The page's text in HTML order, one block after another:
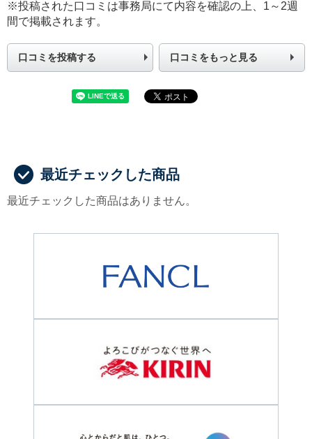
※投稿された口コミは事務局にて内容を確認の上、1～2週
間で掲載されます。
口コミを投稿する 口コミをもっと見る
最近チェックした商品
最近チェックした商品はありません。